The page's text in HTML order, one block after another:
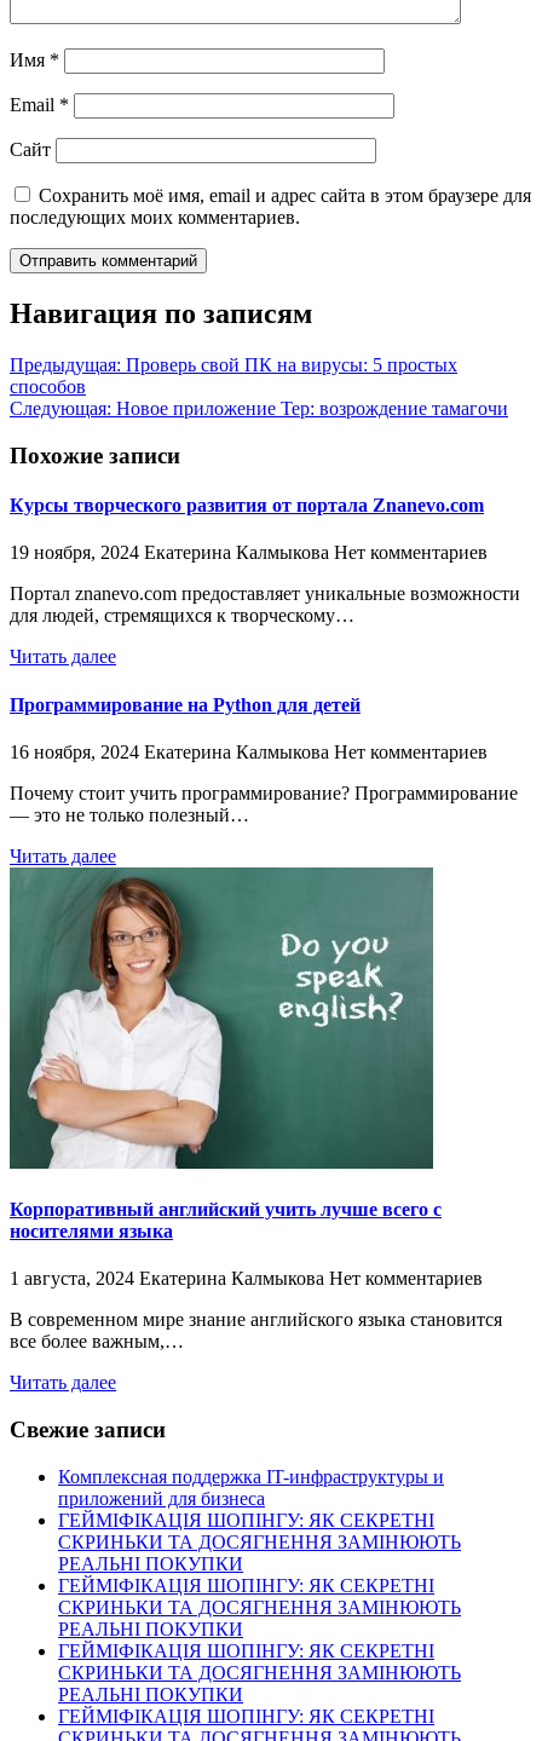
Имя *
Email *
Сайт
Сохранить моё имя, email и адрес сайта в этом браузере для
последующих моих комментариев.
Навигация по записям
Предыдущая: Проверь свой ПК на вирусы: 5 простых
способов
Следующая: Новое приложение Tep: возрождение тамагочи
Похожие записи
Курсы творческого развития от портала Znanevo.com
19 ноября, 2024 Екатерина Калмыкова Нет комментариев
Портал znanevo.com предоставляет уникальные возможности
для людей, стремящихся к творческому…
Читать далее
Программирование на Python для детей
16 ноября, 2024 Екатерина Калмыкова Нет комментариев
Почему стоит учить программирование? Программирование
— это не только полезный…
Читать далее
Корпоративный английский учить лучше всего с
носителями языка
1 августа, 2024 Екатерина Калмыкова Нет комментариев
В современном мире знание английского языка становится
все более важным,…
Читать далее
Свежие записи
Комплексная поддержка IT-инфраструктуры и
приложений для бизнеса
ГЕЙМІФІКАЦІЯ ШОПІНГУ: ЯК СЕКРЕТНІ
СКРИНЬКИ ТА ДОСЯГНЕННЯ ЗАМІНЮЮТЬ
РЕАЛЬНІ ПОКУПКИ
ГЕЙМІФІКАЦІЯ ШОПІНГУ: ЯК СЕКРЕТНІ
СКРИНЬКИ ТА ДОСЯГНЕННЯ ЗАМІНЮЮТЬ
РЕАЛЬНІ ПОКУПКИ
ГЕЙМІФІКАЦІЯ ШОПІНГУ: ЯК СЕКРЕТНІ
СКРИНЬКИ ТА ДОСЯГНЕННЯ ЗАМІНЮЮТЬ
РЕАЛЬНІ ПОКУПКИ
ГЕЙМІФІКАЦІЯ ШОПІНГУ: ЯК СЕКРЕТНІ